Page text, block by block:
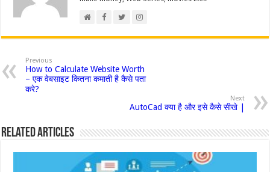
Previous
How to Calculate Website Worth
– एक वेबसाइट कितना कमाती है कैसे पता
करे?
Next
AutoCad क्या है और इसे कैसे सीखे |
Related Articles